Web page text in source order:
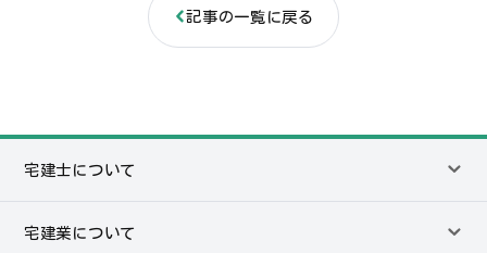
記事の一覧に戻る
宅建士について
宅建業について